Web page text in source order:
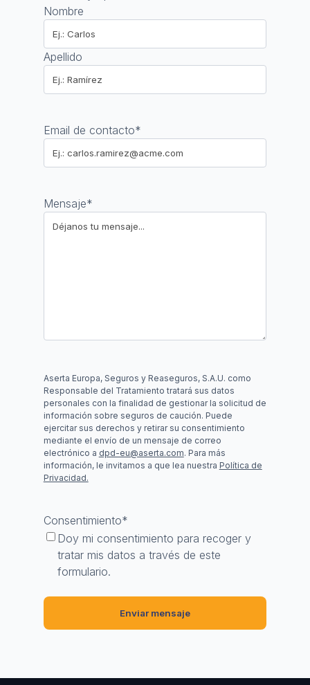
Nombre
Apellido
Email de contacto*
Mensaje*
Aserta Europa, Seguros y Reaseguros, S.A.U. como
Responsable del Tratamiento tratará sus datos
personales con la finalidad de gestionar la solicitud de
información sobre seguros de caución. Puede
ejercitar sus derechos y retirar su consentimiento
mediante el envío de un mensaje de correo
electrónico a dpd-eu@aserta.com. Para más
información, le invitamos a que lea nuestra Política de
Privacidad.
Consentimiento*
Doy mi consentimiento para recoger y
tratar mis datos a través de este
formulario.